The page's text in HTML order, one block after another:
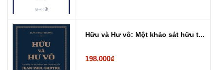
Hữu và Hư vô: Một khảo sát hữu t...
198.000₫